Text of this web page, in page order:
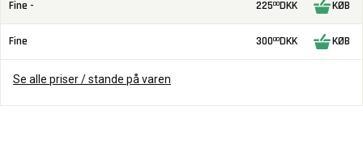
Fine - 22500DKK KØB
Fine 30000DKK KØB
Se alle priser / stande på varen